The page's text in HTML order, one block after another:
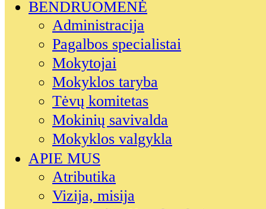
BENDRUOMENĖ
Administracija
Pagalbos specialistai
Mokytojai
Mokyklos taryba
Tėvų komitetas
Mokinių savivalda
Mokyklos valgykla
APIE MUS
Atributika
Vizija, misija